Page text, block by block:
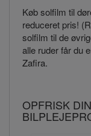
Køb solfilm til
reduceret pris!
solfilm til de
alle ruder får du
Zafira.
OPFRISK